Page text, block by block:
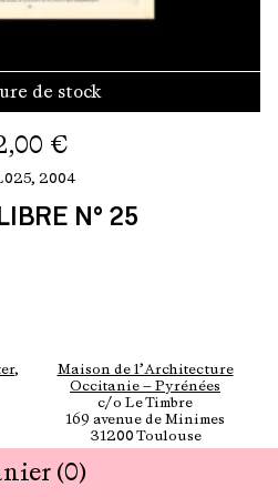
de stock
€
2004
N° 25
(0)
,
Maison de l’Architecture
Occitanie — Pyrénées
c/o Le Timbre
169 avenue de Minimes
31200 Toulouse